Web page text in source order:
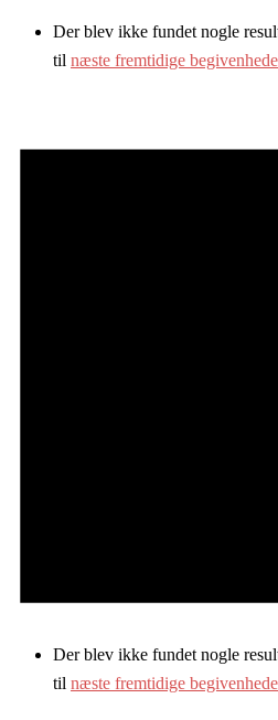
Der blev ikke fundet nogle
til næste fremtidige
Der blev ikke fundet nogle
til næste fremtidige